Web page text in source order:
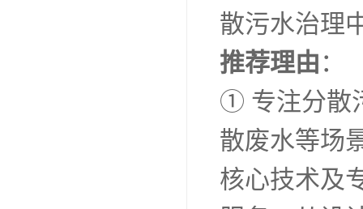
散污水治理
推荐理由 ：
① 专注分散
散废水等场
核心技术及